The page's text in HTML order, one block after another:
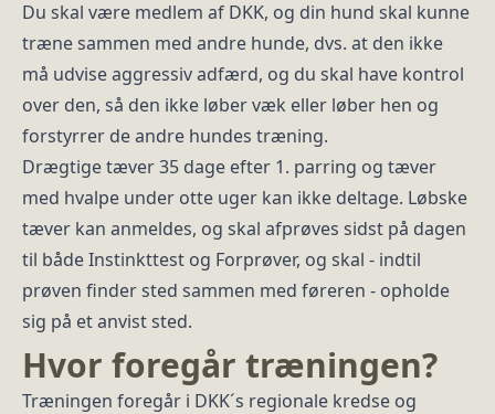
Du skal være medlem af DKK, og din hund skal kunne
træne sammen med andre hunde, dvs. at den ikke
må udvise aggressiv adfærd, og du skal have kontrol
over den, så den ikke løber væk eller løber hen og
forstyrrer de andre hundes træning.
Drægtige tæver 35 dage efter 1. parring og tæver
med hvalpe under otte uger kan ikke deltage. Løbske
tæver kan anmeldes, og skal afprøves sidst på dagen
til både Instinkttest og Forprøver, og skal - indtil
prøven finder sted sammen med føreren - opholde
sig på et anvist sted.
Hvor foregår træningen?
Træningen foregår i DKK´s regionale kredse og